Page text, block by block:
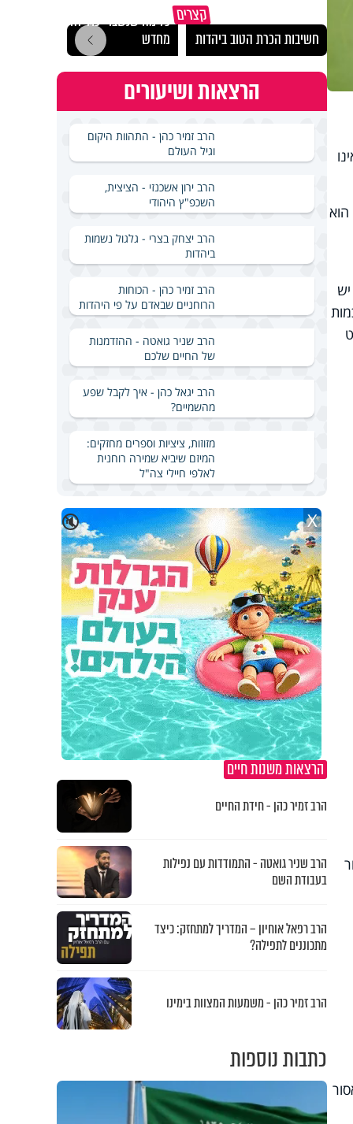
הוא
קצרים
חשיבות הכרת הטוב ביהדות
כל מה שנשבר יכול להיבנות
מחדש
הרצאות ושיעורים
הרב זמיר כהן - התהוות היקום
וגיל העולם
הרב ירון אשכנזי - הציצית,
השכפ"ץ היהודי
הרב יצחק בצרי - גלגול נשמות
ביהדות
הרב זמיר כהן - הכוחות
הרוחניים שבאדם על פי היהדות
הרב שניר גואטה - ההזדמנות
של החיים שלכם
הרב יגאל כהן - איך לקבל שפע
מהשמיים?
מזוזות, ציציות וספרים מחזקים:
המיזם שיביא שמירה רוחנית
לאלפי חיילי צה"ל
🔇 X
הרצאות משנות חיים
הרב זמיר כהן - חידת החיים
הרב שניר גואטה - התמודדות עם נפילות
בעבודת השם
הרב רפאל אוחיון – המדריך למתחזק: כיצד
מתכוננים לתפילה?
הרב זמיר כהן - משמעות המצוות בימינו
כתבות נוספות